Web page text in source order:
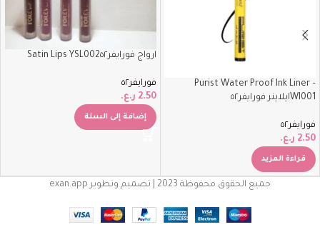
Purist Water Proof Ink Liner –
WI001ايلاينر فورايفر٥٢
فورايفر٥٢
2.50 ر.ع.
قراءة المزيد
ارواج فورايفر٥٢‏Satin Lips YSL002
فورايفر٥٢
2.50 ر.ع.
إضافة إلى السلة
جميع الحقوق محفوظة 2023 | تصميم وتطوير exan.app